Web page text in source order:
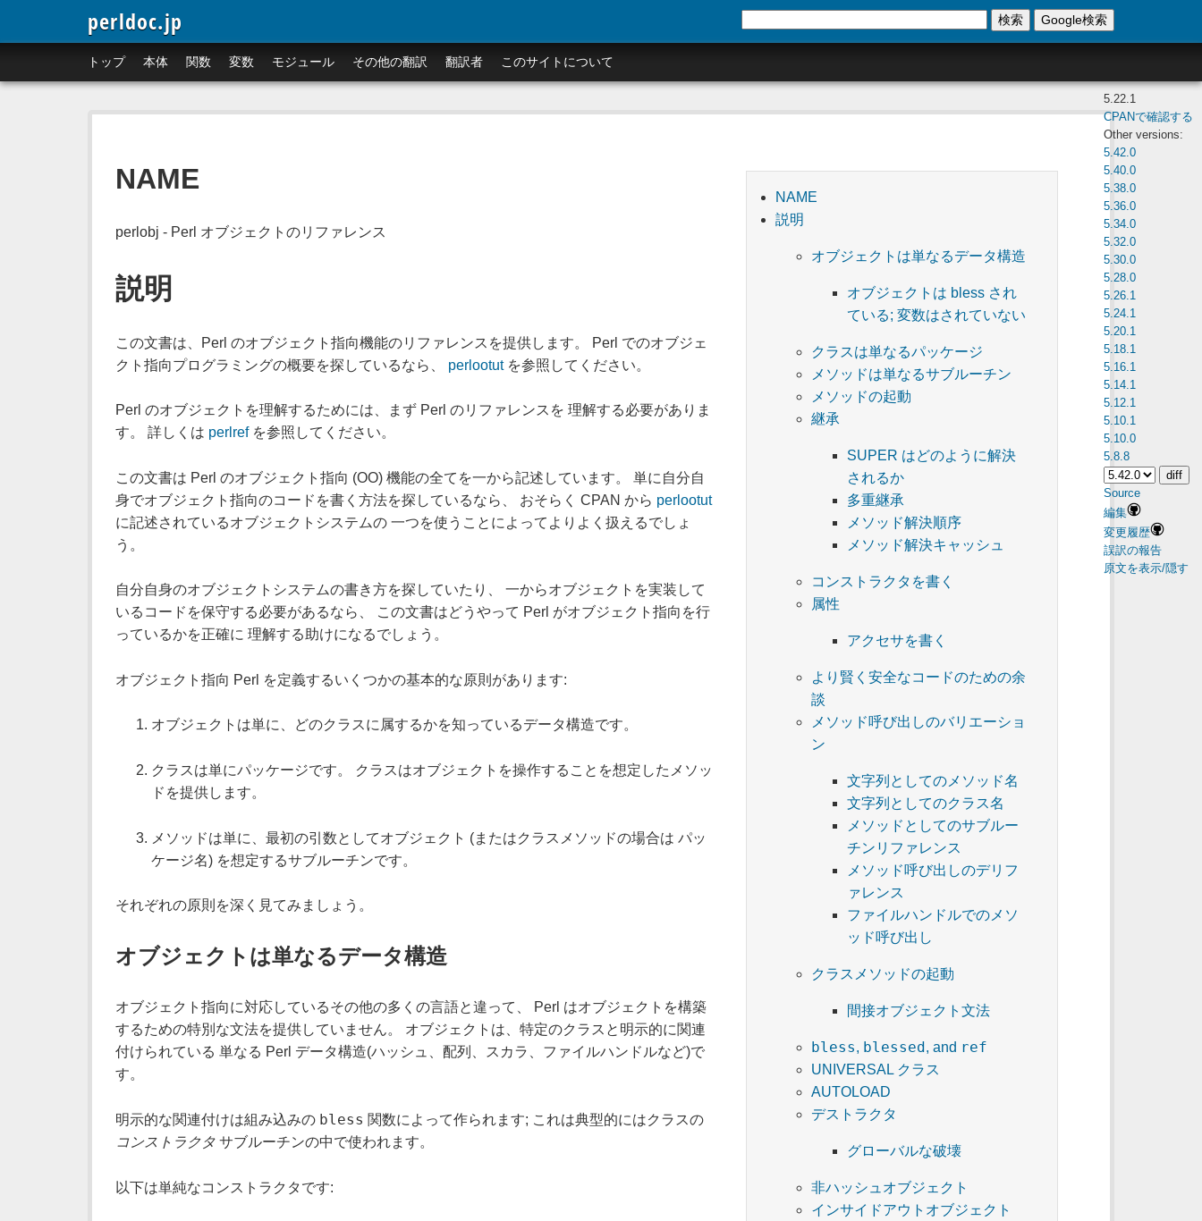
perldoc.jp
トップ 本体 関数 変数 モジュール その他の翻訳 翻訳者 このサイトについて
検索 Google検索
5.22.1
CPANで確認する
Other versions:
5.42.0
5.40.0
5.38.0
5.36.0
5.34.0
5.32.0
5.30.0
5.28.0
5.26.1
5.24.1
5.20.1
5.18.1
5.16.1
5.14.1
5.12.1
5.10.1
5.10.0
5.8.8
Source
編集
変更履歴
誤訳の報告
原文を表示/隠す
NAME
説明
オブジェクトは単なるデータ構造
オブジェクトは bless され
ている; 変数はされていない
クラスは単なるパッケージ
メソッドは単なるサブルーチン
メソッドの起動
継承
SUPER はどのように解決
されるか
多重継承
メソッド解決順序
メソッド解決キャッシュ
コンストラクタを書く
属性
アクセサを書く
より賢く安全なコードのための余
談
メソッド呼び出しのバリエーショ
ン
文字列としてのメソッド名
文字列としてのクラス名
メソッドとしてのサブルー
チンリファレンス
メソッド呼び出しのデリフ
ァレンス
ファイルハンドルでのメソ
ッド呼び出し
クラスメソッドの起動
間接オブジェクト文法
bless, blessed, and ref
UNIVERSAL クラス
AUTOLOAD
デストラクタ
グローバルな破壊
非ハッシュオブジェクト
インサイドアウトオブジェクト
NAME
perlobj - Perl オブジェクトのリファレンス
説明
この文書は、Perl のオブジェクト指向機能のリファレンスを提供します。 Perl でのオブジェ
クト指向プログラミングの概要を探しているなら、 perlootutを参照してください。
Perl のオブジェクトを理解するためには、まず Perl のリファレンスを 理解する必要がありま
す。 詳しくは perlrefを参照してください。
この文書は Perl のオブジェクト指向 (OO) 機能の全てを一から記述しています。 単に自分自
身でオブジェクト指向のコードを書く方法を探しているなら、 おそらく CPAN から perlootut
に記述されているオブジェクトシステムの 一つを使うことによってよりよく扱えるでしょ
う。
自分自身のオブジェクトシステムの書き方を探していたり、 一からオブジェクトを実装して
いるコードを保守する必要があるなら、 この文書はどうやって Perl がオブジェクト指向を行
っているかを正確に 理解する助けになるでしょう。
オブジェクト指向 Perl を定義するいくつかの基本的な原則があります:
オブジェクトは単に、どのクラスに属するかを知っているデータ構造です。
クラスは単にパッケージです。 クラスはオブジェクトを操作することを想定したメソッ
ドを提供します。
メソッドは単に、最初の引数としてオブジェクト (またはクラスメソッドの場合は パッ
ケージ名) を想定するサブルーチンです。
それぞれの原則を深く見てみましょう。
オブジェクトは単なるデータ構造
オブジェクト指向に対応しているその他の多くの言語と違って、 Perl はオブジェクトを構築
するための特別な文法を提供していません。 オブジェクトは、特定のクラスと明示的に関連
付けられている 単なる Perl データ構造(ハッシュ、配列、スカラ、ファイルハンドルなど)で
す。
明示的な関連付けは組み込みの bless 関数によって作られます; これは典型的にはクラスの
コンストラクタサブルーチンの中で使われます。
以下は単純なコンストラクタです: